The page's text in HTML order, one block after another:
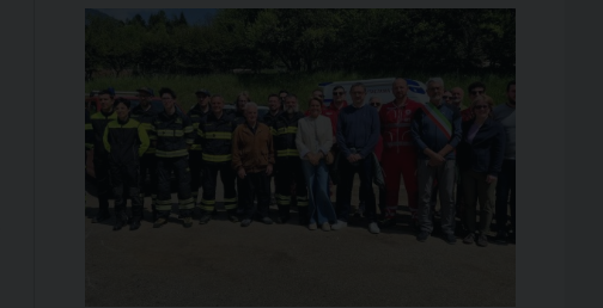
Canal San Bovo